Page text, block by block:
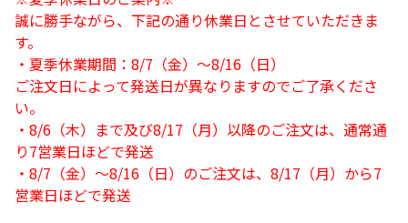
誠に勝手ながら、下記の通り休業日とさせていただきま
す。
・夏季休業期間：8/7（金）～8/16（日）
ご注文日によって発送日が異なりますのでご了承くださ
い。
・8/6（木）まで及び8/17（月）以降のご注文は、通常通
り7営業日ほどで発送
・8/7（金）～8/16（日）のご注文は、8/17（月）から7
営業日ほどで発送